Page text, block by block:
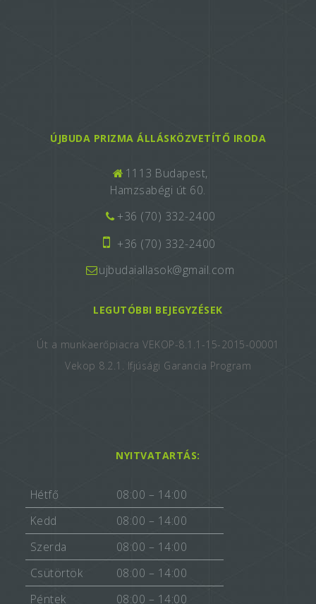
ÚJBUDA PRIZMA ÁLLÁSKÖZVETÍTŐ IRODA
1113 Budapest,
Hamzsabégi út 60.
+36 (70) 332-2400
+36 (70) 332-2400
ujbudaiallasok@gmail.com
LEGUTÓBBI BEJEGYZÉSEK
Út a munkaerőpiacra VEKOP-8.1.1-15-2015-00001
Vekop 8.2.1. Ifjúsági Garancia Program
NYITVATARTÁS:
Hétfő
08:00 – 14:00
Kedd
08:00 – 14:00
Szerda
08:00 – 14:00
Csütörtök
08:00 – 14:00
Péntek
08:00 – 14:00